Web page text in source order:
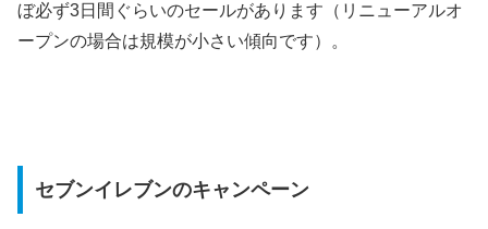
ぼ必ず3日間ぐらいのセールがあります（リニューアルオ
ープンの場合は規模が小さい傾向です）。
セブンイレブンのキャンペーン